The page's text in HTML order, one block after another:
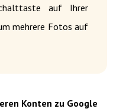
auf Ihrer
mehrere Fotos auf
Konten zu Google